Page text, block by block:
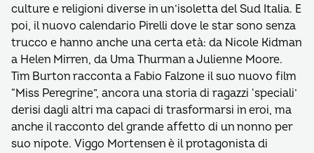
culture e religioni diverse in un’isoletta del Sud Italia. E
poi, il nuovo calendario Pirelli dove le star sono senza
trucco e hanno anche una certa età: da Nicole Kidman
a Helen Mirren, da Uma Thurman a Julienne Moore.
Tim Burton racconta a Fabio Falzone il suo nuovo film
“Miss Peregrine”, ancora una storia di ragazzi ‘speciali’
derisi dagli altri ma capaci di trasformarsi in eroi, ma
anche il racconto del grande affetto di un nonno per
suo nipote. Viggo Mortensen è il protagonista di